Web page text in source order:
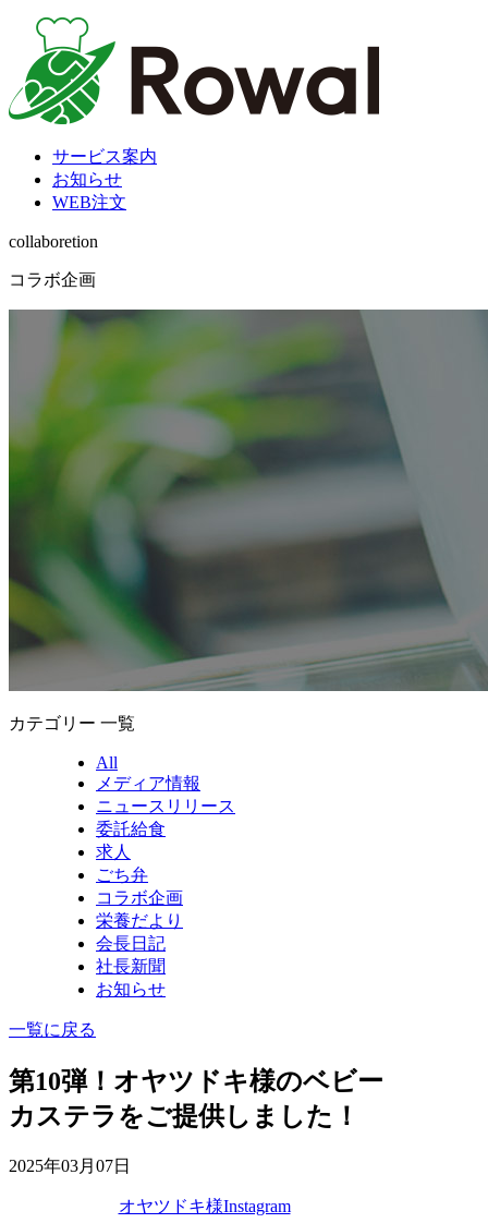
サービス案内
お知らせ
WEB注文
collaboretion
コラボ企画
カテゴリー 一覧
All
メディア情報
ニュースリリース
委託給食
求人
ごち弁
コラボ企画
栄養だより
会長日記
社長新聞
お知らせ
一覧に戻る
第10弾！オヤツドキ様のベビー
カステラをご提供しました！
2025年03月07日
オヤツドキ様Instagram